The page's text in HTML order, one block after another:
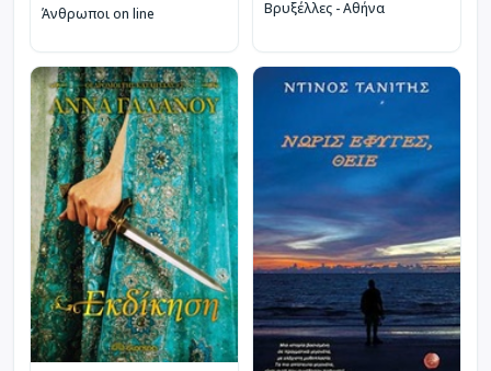
Άνθρωποι on line Βρυξέλλες - Αθήνα